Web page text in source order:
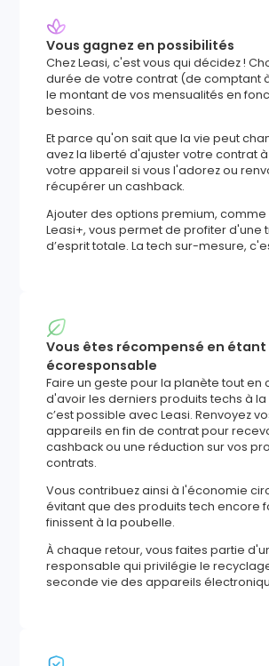
Vous gagnez en possibilités
Chez Leasi, c'est vous qui décidez !
durée de votre contrat (de comptant
le montant de vos mensualités en
besoins.
Et parce qu'on sait que la vie peut
avez la liberté d'ajuster votre contrat
votre appareil si vous l'adorez ou
récupérer un cashback.
Ajouter des options premium, comme
Leasi+, vous permet de profiter d'une
d’esprit totale. La tech sur-mesure,
Vous êtes récompensé en étant
écoresponsable
Faire un geste pour la planète tout en
d'avoir les derniers produits techs à la
c’est possible avec Leasi. Renvoyez
appareils en fin de contrat pour
cashback ou une réduction sur vos
contrats.
Vous contribuez ainsi à l'économie
évitant que des produits tech encore
finissent à la poubelle.
À chaque retour, vous faites partie
responsable qui privilégie le
seconde vie des appareils